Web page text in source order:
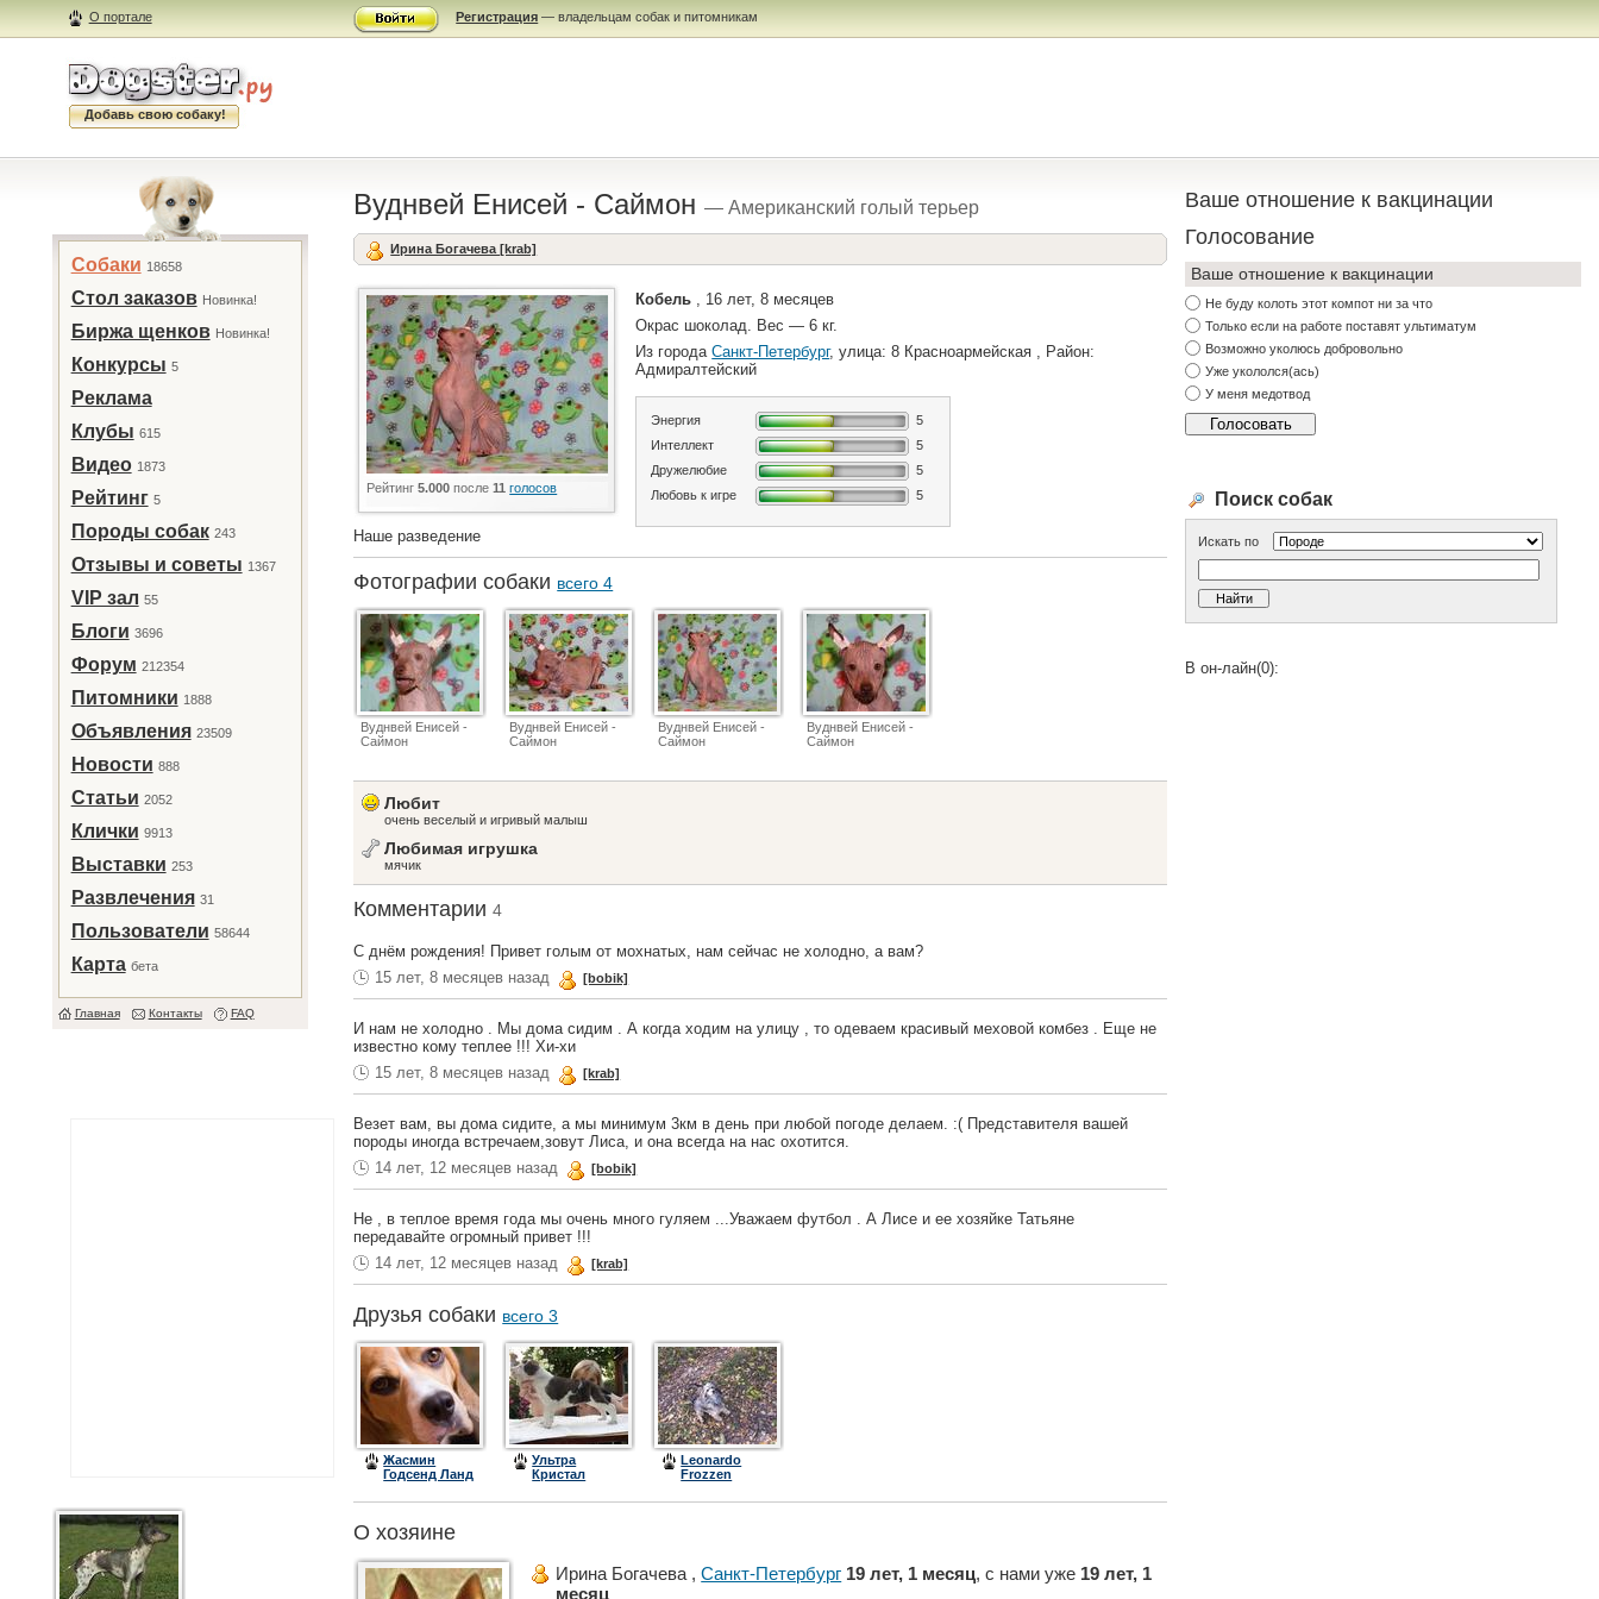
О портале Регистрация — владельцам собак и питомникам
Добавь свою собаку!
Собаки 18658
Стол заказов Новинка!
Биржа щенков Новинка!
Конкурсы 5
Реклама
Клубы 615
Видео 1873
Рейтинг 5
Породы собак 243
Отзывы и советы 1367
VIP зал 55
Блоги 3696
Форум 212354
Питомники 1888
Объявления 23509
Новости 888
Статьи 2052
Клички 9913
Выставки 253
Развлечения 31
Пользователи 58644
Карта бета
Главная Контакты FAQ
Вуднвей Енисей - Саймон— Американский голый терьер
Ирина Богачева [krab]
Рейтинг5.000 после11 голосов
Кобель , 16 лет, 8 месяцев
Окрас шоколад. Вес — 6 кг.
Из городаСанкт-Петербург, улица: 8 Красноармейская , Район:
Адмиралтейский
Энергия
5
Интеллект
5
Дружелюбие
5
Любовь к игре
5
Наше разведение
Фотографии собаки всего 4
Вуднвей Енисей -
Саймон
Вуднвей Енисей -
Саймон
Вуднвей Енисей -
Саймон
Вуднвей Енисей -
Саймон
Любит
очень веселый и игривый малыш
Любимая игрушка
мячик
Комментарии4
C днём рождения! Привет голым от мохнатых, нам сейчас не холодно, а вам?
15 лет, 8 месяцев назад
[bobik]
И нам не холодно . Мы дома сидим . А когда ходим на улицу , то одеваем красивый меховой комбез . Еще не
известно кому теплее !!! Хи-хи
15 лет, 8 месяцев назад
[krab]
Везет вам, вы дома сидите, а мы минимум 3км в день при любой погоде делаем. :( Представителя вашей
породы иногда встречаем,зовут Лиса, и она всегда на нас охотится.
14 лет, 12 месяцев назад
[bobik]
Не , в теплое время года мы очень много гуляем ...Уважаем футбол . А Лисе и ее хозяйке Татьяне
передавайте огромный привет !!!
14 лет, 12 месяцев назад
[krab]
Друзья собаки всего 3
Жасмин
Годсенд Ланд
Ультра
Кристал
(Барон)
Leonardo
Frozzen
О хозяине
Ирина Богачева ,Санкт-Петербург 19 лет, 1 месяц, с нами уже 19 лет, 1
месяц
Ваше отношение к вакцинации
Голосование
Ваше отношение к вакцинации
Не буду колоть этот компот ни за что
Только если на работе поставят ультиматум
Возможно уколюсь добровольно
Уже укололся(ась)
У меня медотвод
Поиск собак
Искать по
В он-лайн(0):